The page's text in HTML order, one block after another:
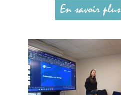
En savoir plus